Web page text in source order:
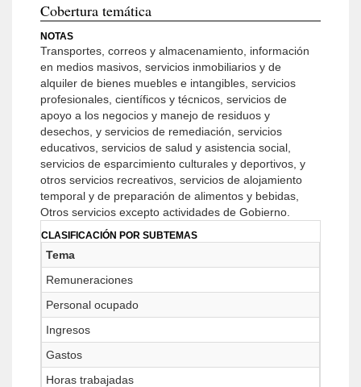
Cobertura temática
NOTAS
Transportes, correos y almacenamiento, información
en medios masivos, servicios inmobiliarios y de
alquiler de bienes muebles e intangibles, servicios
profesionales, científicos y técnicos, servicios de
apoyo a los negocios y manejo de residuos y
desechos, y servicios de remediación, servicios
educativos, servicios de salud y asistencia social,
servicios de esparcimiento culturales y deportivos, y
otros servicios recreativos, servicios de alojamiento
temporal y de preparación de alimentos y bebidas,
Otros servicios excepto actividades de Gobierno.
CLASIFICACIÓN POR SUBTEMAS
Tema
Remuneraciones
Personal ocupado
Ingresos
Gastos
Horas trabajadas